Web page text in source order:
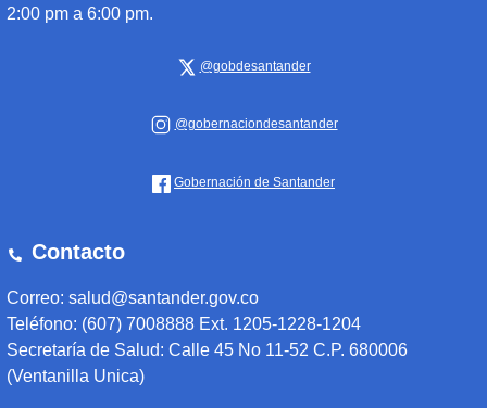
2:00 pm a 6:00 pm.
@gobdesantander
@gobernaciondesantander
Gobernación de Santander
Contacto
Correo: salud@santander.gov.co
Teléfono: (607) 7008888 Ext. 1205-1228-1204
Secretaría de Salud: Calle 45 No 11-52 C.P. 680006
(Ventanilla Unica)